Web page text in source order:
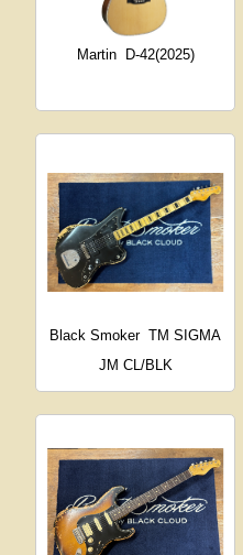
Martin D-42(2025)
Black Smoker TM SIGMA
JM CL/BLK